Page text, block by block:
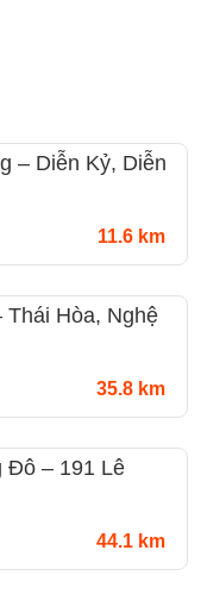
– Diễn Kỷ, Diễn
11.6 km
Thái Hòa, Nghệ
35.8 km
Đô – 191 Lê
44.1 km